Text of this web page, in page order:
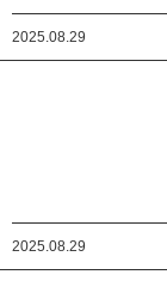
2025.08.29
2025.08.29